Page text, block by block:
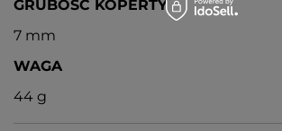
GRUBOŚĆ KOPERTY
7 mm
WAGA
44 g